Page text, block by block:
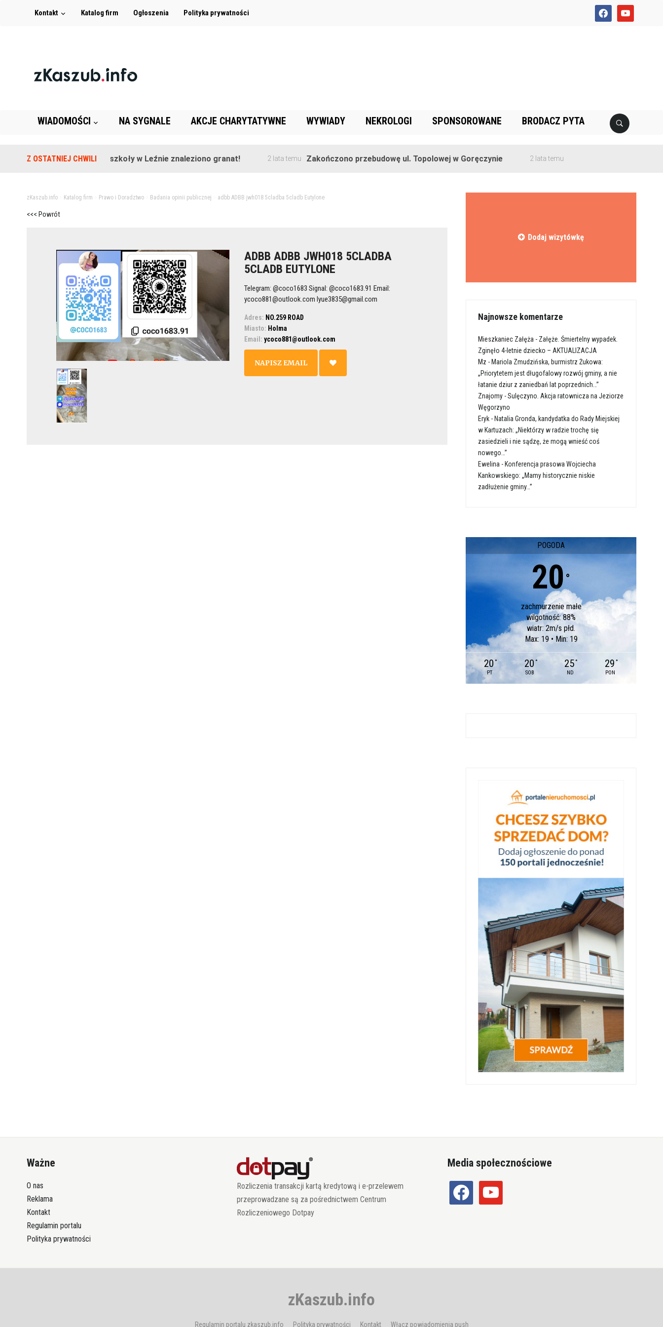
facebookyoutube
Kontakt Katalog firm Ogłoszenia Polityka prywatności
WIADOMOŚCI NA SYGNALE AKCJE CHARYTATYWNE WYWIADY NEKROLOGI SPONSOROWANE BRODACZ PYTA
Z OSTATNIEJ CHWILI
Na terenie szkoły w Leźnie znaleziono granat! 2 lata temu Zakończono przebudowę ul. Topolowej w Goręczynie 2 lata temu
zKaszub.info> Katalog firm Prawo i Doradztwo> Badania opinii publicznej adbb ADBB jwh018 5cladba 5cladb Eutylone
<<< Powrót
ADBB ADBB JWH018 5CLADBA
5CLADB EUTYLONE
Telegram: @coco1683 Signal: @coco1683.91 Email:
ycoco881@outlook.com lyue3835@gmail.com
Adres: NO.259 ROAD
Miasto: Holma
Email:ycoco881@outlook.com
NAPISZ EMAIL
Dodaj wizytówkę
Najnowsze komentarze
Mieszkaniec Załęża - Załęże. Śmiertelny wypadek.
Zginęło 4-letnie dziecko – AKTUALIZACJA
Mz - Mariola Zmudzińska, burmistrz Żukowa:
„Priorytetem jest długofalowy rozwój gminy, a nie
łatanie dziur z zaniedbań lat poprzednich…”
Znajomy -Sulęczyno. Akcja ratownicza na Jeziorze
Węgorzyno
Eryk - Natalia Gronda, kandydatka do Rady Miejskiej
w Kartuzach: „Niektórzy w radzie trochę się
zasiedzieli i nie sądzę, że mogą wnieść coś
nowego…”
Ewelina - Konferencja prasowa Wojciecha
Kankowskiego: „Mamy historycznie niskie
zadłużenie gminy…”
POGODA
20 °
zachmurzenie małe
wilgotność: 88%
wiatr: 2m/s płd.
Max: 19 • Min: 19
20 °
PT
20 °
SOB
25 °
ND
29 °
PON
Ważne
O nas
Reklama
Kontakt
Regulamin portalu
Polityka prywatności
Rozliczenia transakcji kartą kredytową i e-przelewem
przeprowadzane są za pośrednictwem Centrum
Rozliczeniowego Dotpay
Media społecznościowe
facebook youtube
zKaszub.info
Regulamin portalu zkaszub.info Polityka prywatności Kontakt Włącz powiadomienia push